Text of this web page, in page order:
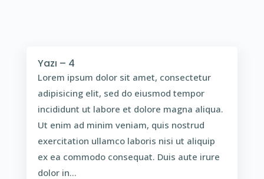
Yazı – 4
Lorem ipsum dolor sit amet, consectetur
adipisicing elit, sed do eiusmod tempor
incididunt ut labore et dolore magna aliqua.
Ut enim ad minim veniam, quis nostrud
exercitation ullamco laboris nisi ut aliquip
ex ea commodo consequat. Duis aute irure
dolor in...